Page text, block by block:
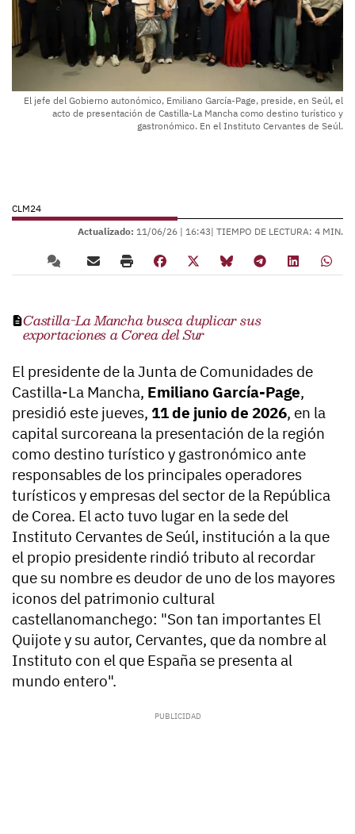
El jefe del Gobierno autonómico, Emiliano García-Page, preside, en Seúl, el
acto de presentación de Castilla-La Mancha como destino turístico y
gastronómico. En el Instituto Cervantes de Seúl.
CLM24
Actualizado: 11/06/26 | 16:43| TIEMPO DE LECTURA: 4 MIN.
Castilla-La Mancha busca duplicar sus
exportaciones a Corea del Sur
El presidente de la Junta de Comunidades de
Castilla-La Mancha, Emiliano García-Page,
presidió este jueves, 11 de junio de 2026, en la
capital surcoreana la presentación de la región
como destino turístico y gastronómico ante
responsables de los principales operadores
turísticos y empresas del sector de la República
de Corea. El acto tuvo lugar en la sede del
Instituto Cervantes de Seúl, institución a la que
el propio presidente rindió tributo al recordar
que su nombre es deudor de uno de los mayores
iconos del patrimonio cultural
castellanomanchego: "Son tan importantes El
Quijote y su autor, Cervantes, que da nombre al
Instituto con el que España se presenta al
mundo entero".